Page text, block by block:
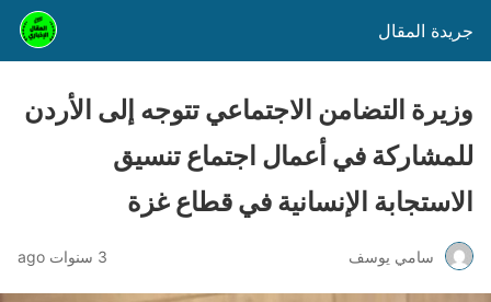
جريدة المقال
وزيرة التضامن الاجتماعي تتوجه إلى الأردن
للمشاركة في أعمال اجتماع تنسيق
الاستجابة الإنسانية في قطاع غزة
سامي يوسف 3 سنوات ago